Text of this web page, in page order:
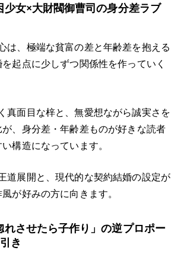
女×大財閥御曹司の身分差ラブ
は、極端な貧富の差と年齢差を抱える
起点に少しずつ関係性を作っていく
真面目な梓と、無愛想ながら誠実さを
、身分差・年齢差ものが好きな読者
構造になっています。
道展開と、現代的な契約結婚の設定が
が好みの方に向きます。
させたら子作り」の逆プロポー
き